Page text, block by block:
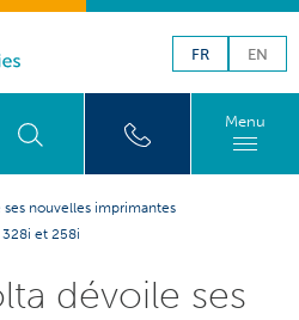
FR EN
Menu
nouvelles imprimantes
et 258i
dévoile ses